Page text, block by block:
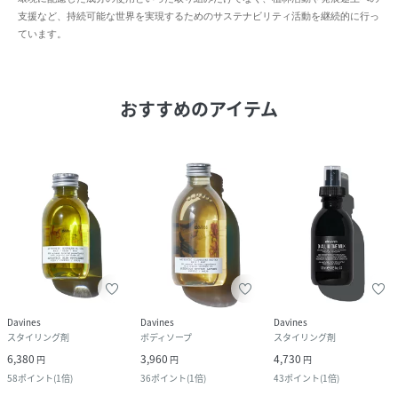
支援など、持続可能な世界を実現するためのサステナビリティ活動を継続的に行っ
ています。
おすすめのアイテム
Davines
スタイリング剤
6,380 円
58ポイント(1倍)
Davines
ボディソープ
3,960 円
36ポイント(1倍)
Davines
スタイリング剤
4,730 円
43ポイント(1倍)